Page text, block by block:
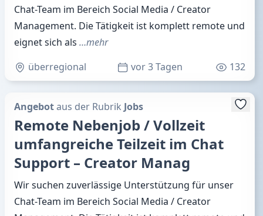
Chat-Team im Bereich Social Media / Creator
Management. Die Tätigkeit ist komplett remote und
eignet sich als …mehr
überregional
vor 3 Tagen 132
Angebotaus der Rubrik Jobs
Remote Nebenjob / Vollzeit
umfangreiche Teilzeit im Chat
Support – Creator Manag
Wir suchen zuverlässige Unterstützung für unser
Chat-Team im Bereich Social Media / Creator